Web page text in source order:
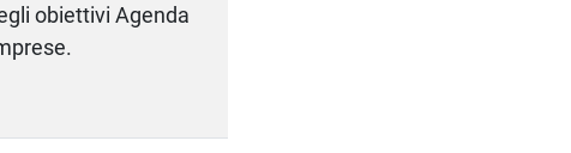
obiettivi Agenda